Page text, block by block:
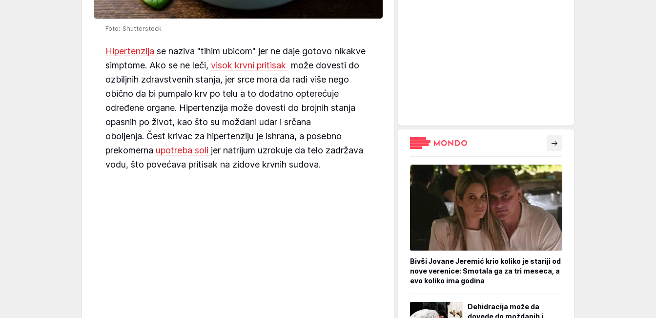
Foto: Shutterstock
Hipertenzija se naziva "tihim ubicom" jer ne daje gotovo nikakve
simptome. Ako se ne leči, visok krvni pritisak može dovesti do
ozbiljnih zdravstvenih stanja, jer srce mora da radi više nego
obično da bi pumpalo krv po telu a to dodatno opterećuje
određene organe. Hipertenzija može dovesti do brojnih stanja
opasnih po život, kao što su moždani udar i srčana
oboljenja. Čest krivac za hipertenziju je ishrana, a posebno
prekomerna upotreba soli jer natrijum uzrokuje da telo zadržava
vodu, što povećava pritisak na zidove krvnih sudova.
Bivši Jovane Jeremić krio koliko je stariji od
nove verenice: Smotala ga za tri meseca, a
evo koliko ima godina
Dehidracija može da
dovede do moždanih i